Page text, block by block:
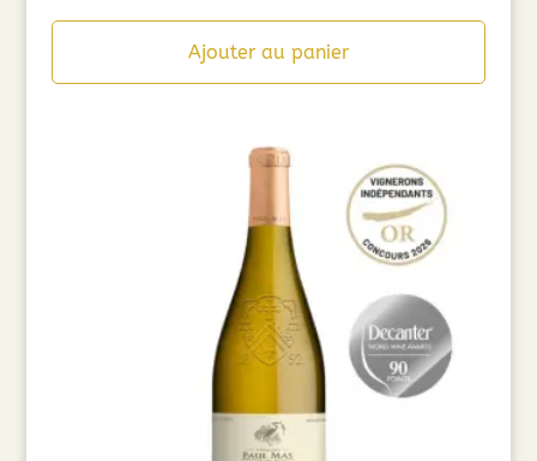
Ajouter au panier